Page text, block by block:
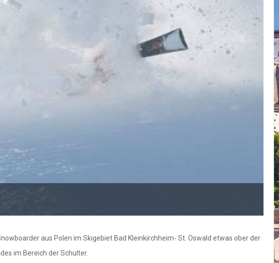
aus Polen im Skigebiet Bad Kleinkirchheim- St. Oswald etwas ober der
im Bereich der Schulter.